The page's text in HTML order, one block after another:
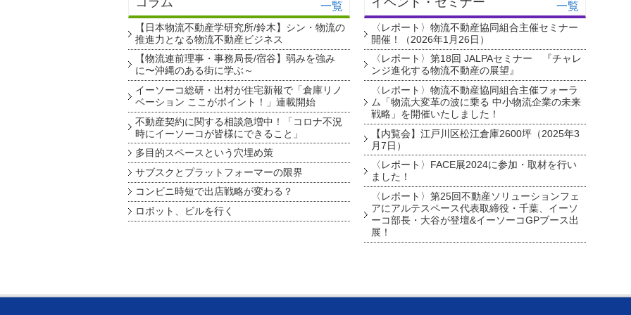
一覧
【日本物流不動産学研究所/鈴木】シン・物流の
推進力となる物流不動産ビジネス
【物流連前理事・事務局長/宿谷】弱みを強み
に〜沖縄のある街に学ぶ～
イーソーコ総研・出村が住宅新報で「倉庫リノ
ベーション ここがポイント！」連載開始
不動産契約に関する相談急増中！「コロナ不況
時にイーソーコが皆様にできること」
多目的スペースという穴埋め策
サブスクとプラットフォーマーの限界
コンビニ時短で出店戦略が変わる？
ロボット、ビルを行く
一覧
〈レポート〉物流不動産協同組合主催セミナー
開催！（2026年1月26日）
〈レポート〉第18回 JALPAセミナー 『チャレ
ンジ進化する物流不動産の展望』
〈レポート〉物流不動産協同組合主催フォーラ
ム「物流大変革の波に乗る 中小物流企業の未来
戦略」を開催いたしました！
【内覧会】江戸川区松江倉庫2600坪（2025年3
月7日）
〈レポート〉FACE展2024に参加・取材を行い
ました！
〈レポート〉第25回不動産ソリューションフェ
アにアルテスペース代表取締役・千葉、イーソ
ーコ部長・大谷が登壇&イーソーコGPブース出
展！